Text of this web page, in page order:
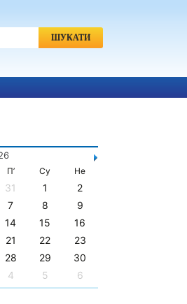
Пошук:
П’ Су Не
31 1
2
7 8
9
14 15
16
21 22
23
28 29
30
4 5 6